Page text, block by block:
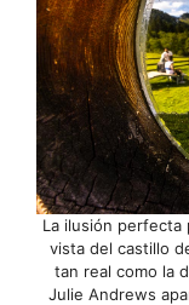
La ilusión perfecta
vista del castillo
tan real como la
Julie Andrews